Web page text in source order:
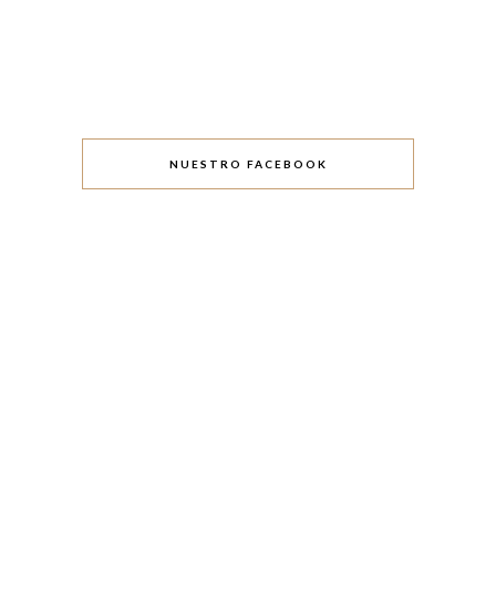
NUESTRO FACEBOOK